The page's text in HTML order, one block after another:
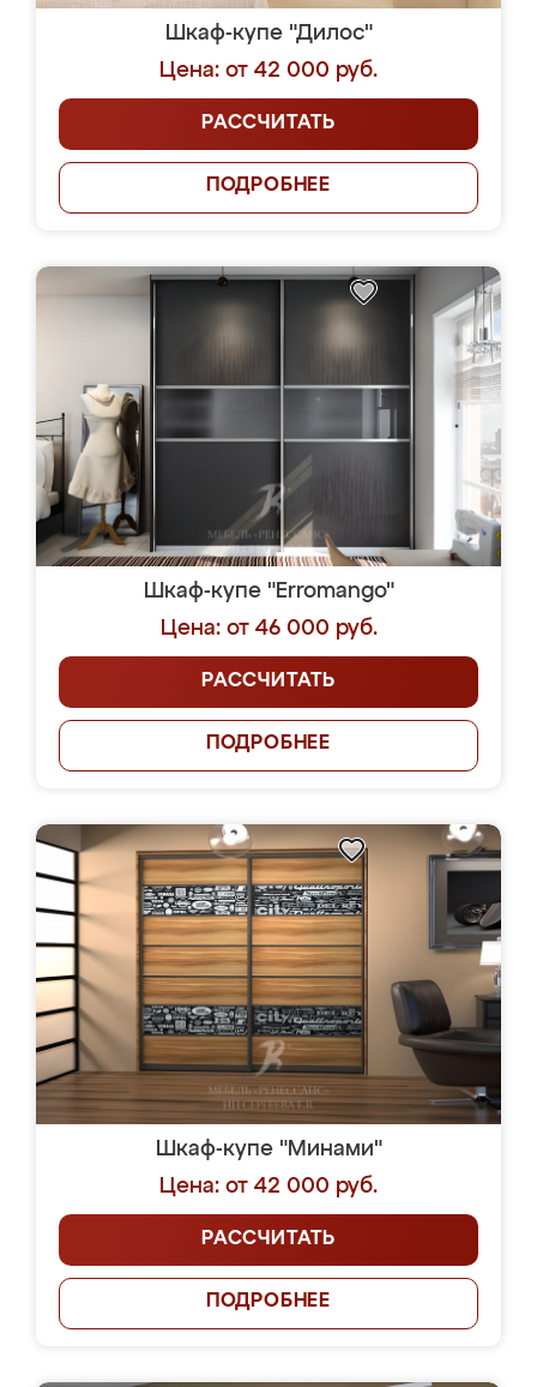
Шкаф-купе "Дилос"
Цена: от 42 000 руб.
РАССЧИТАТЬ
ПОДРОБНЕЕ
Шкаф-купе "Erromango"
Цена: от 46 000 руб.
РАССЧИТАТЬ
ПОДРОБНЕЕ
Шкаф-купе "Минами"
Цена: от 42 000 руб.
РАССЧИТАТЬ
ПОДРОБНЕЕ